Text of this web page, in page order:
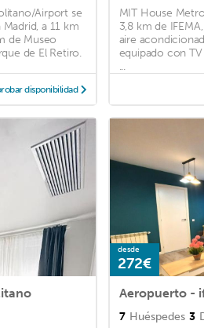
Airport se
a 11 km
de Museo
de El Retiro.
disponibilidad
MIT House
3,8 km de
aire
equipado con
...
desde
272€
Aeropuerto -
7 Huéspedes 3